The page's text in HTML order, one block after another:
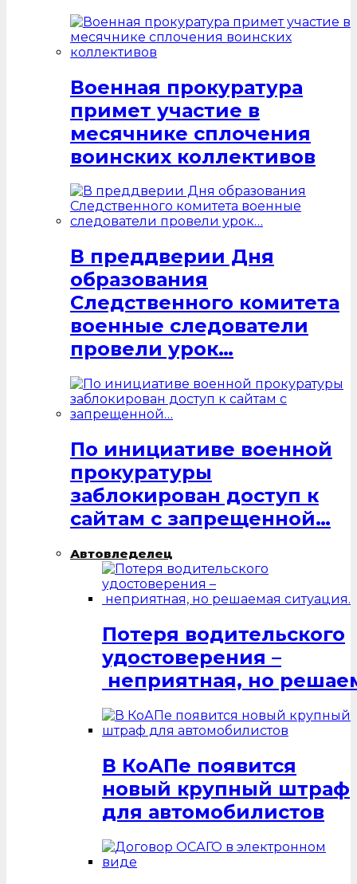
Военная прокуратура
примет участие в
месячнике сплочения
воинских коллективов
В преддверии Дня
образования
Следственного комитета
военные следователи
провели урок…
По инициативе военной
прокуратуры
заблокирован доступ к
сайтам с запрещенной…
Автовледелец
Потеря водительского
удостоверения –
неприятная, но
В КоАПе появится
новый крупный штраф
для автомобилистов